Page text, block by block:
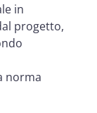
in
progetto,
norma